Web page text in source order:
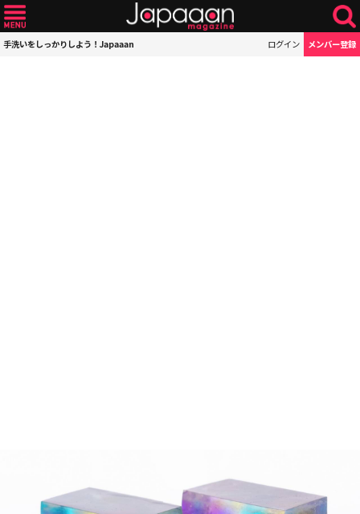
手洗いをしっかりしよう！Japaaan ログイン メンバー登録